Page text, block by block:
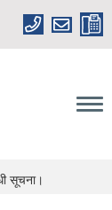
सूचना।